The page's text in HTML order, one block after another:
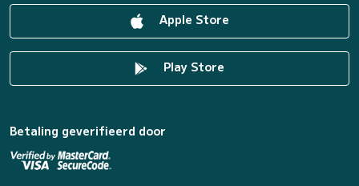
Apple Store
Play Store
Betaling geverifieerd door